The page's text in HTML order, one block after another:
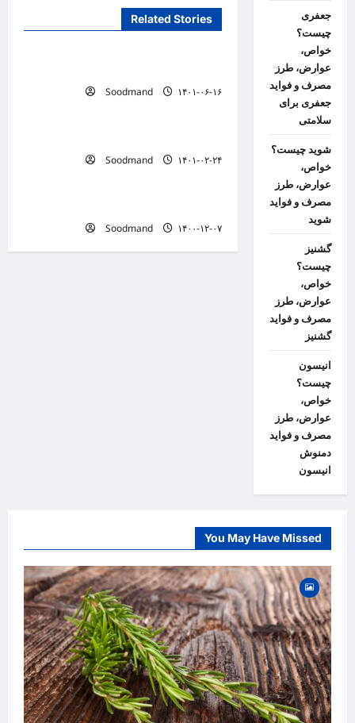
a
v
g
i
Related Stories
لیست پزشکان
Soodmand ۱۴۰۱-۰۶-۱۶
لیست پزشکان
Soodmand ۱۴۰۱-۰۲-۲۴
لیست پزشکان
Soodmand ۱۴۰۰-۱۲-۰۷
جعفری
چیست؟
خواص،
عوارض، طرز
مصرف و فواید
جعفری برای
سلامتی
شوید چیست؟
خواص،
عوارض، طرز
مصرف و فواید
شوید
گشنیز
چیست؟
خواص،
عوارض، طرز
مصرف و فواید
گشنیز
انیسون
چیست؟
خواص،
عوارض، طرز
مصرف و فواید
دمنوش
انیسون
You May Have Missed